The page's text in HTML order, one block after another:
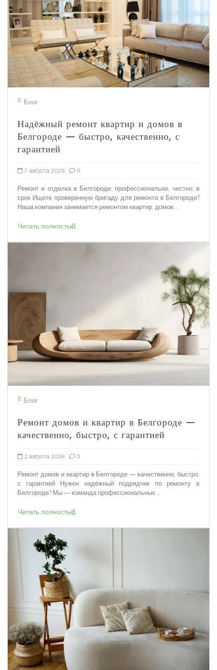
В Блог
Надёжный ремонт квартир и домов в
Белгороде — быстро, качественно, с
гарантией
7 августа 2026 0
Ремонт и отделка в Белгороде: профессионально, честно, в
срок Ищете проверенную бригаду для ремонта в Белгороде?
Наша компания занимается ремонтом квартир, домов...
Читать полностью
В Блог
Ремонт домов и квартир в Белгороде —
качественно, быстро, с гарантией
2 августа 2026 0
Ремонт домов и квартир в Белгороде — качественно, быстро,
с гарантией Нужен надёжный подрядчик по ремонту в
Белгороде? Мы — команда профессиональных...
Читать полностью